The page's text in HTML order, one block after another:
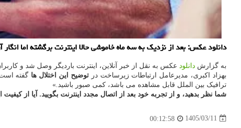
دانلود عکس: بعد از نزدیک به سه ماه خاموشی حالا اینترنت برگشته اما
به گزارش دانلود عکس به نقل از خبر آنلاین، اینترنت باردیگر وصل شد و
بهزاد اکبری، مدیرعامل ارتباطات زیرساخت درتوضیح این اختلال ها گفته
ترافیک بین الملل قابل مشاهده می باشد، کمی صبور باشید.»
شما نظر بدهید، و از تجربه خود بعد از اتصال مجدد اینترنت بگویید. آیا از
1405/03/11
00:12:58